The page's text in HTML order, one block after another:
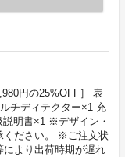
円の25%OFF］ 表
チディテクター×1 充
明書×1 ※デザイン・
ください。 ※ご注文状
より出荷時期が遅れ